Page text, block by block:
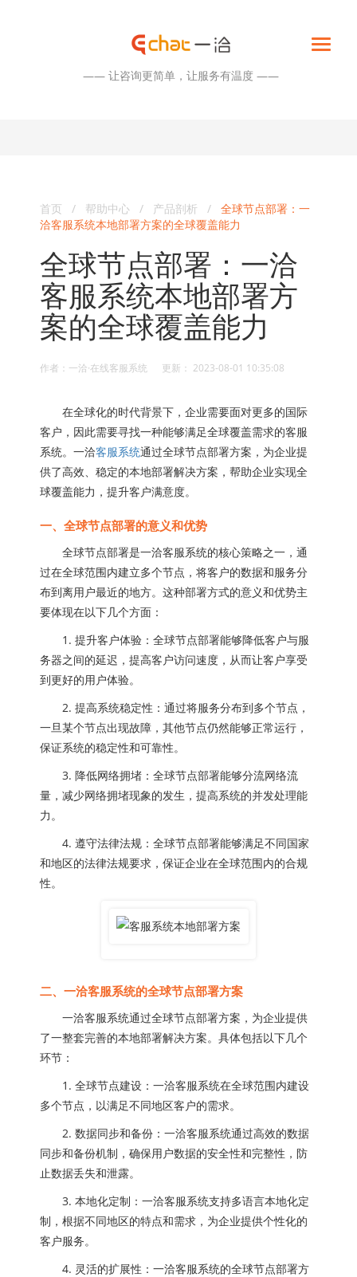
—— 让咨询更简单，让服务有温度 ——
首页 / 帮助中心 / 产品剖析 / 全球节点部署：一
洽客服系统本地部署方案的全球覆盖能力
全球节点部署：一洽
客服系统本地部署方
案的全球覆盖能力
作者：一洽·在线客服系统 更新： 2023-08-01 10:35:08
在全球化的时代背景下，企业需要面对更多的国际
客户，因此需要寻找一种能够满足全球覆盖需求的客服
系统。一洽客服系统通过全球节点部署方案，为企业提
供了高效、稳定的本地部署解决方案，帮助企业实现全
球覆盖能力，提升客户满意度。
一、全球节点部署的意义和优势
全球节点部署是一洽客服系统的核心策略之一，通
过在全球范围内建立多个节点，将客户的数据和服务分
布到离用户最近的地方。这种部署方式的意义和优势主
要体现在以下几个方面：
1. 提升客户体验：全球节点部署能够降低客户与服
务器之间的延迟，提高客户访问速度，从而让客户享受
到更好的用户体验。
2. 提高系统稳定性：通过将服务分布到多个节点，
一旦某个节点出现故障，其他节点仍然能够正常运行，
保证系统的稳定性和可靠性。
3. 降低网络拥堵：全球节点部署能够分流网络流
量，减少网络拥堵现象的发生，提高系统的并发处理能
力。
4. 遵守法律法规：全球节点部署能够满足不同国家
和地区的法律法规要求，保证企业在全球范围内的合规
性。
二、一洽客服系统的全球节点部署方案
一洽客服系统通过全球节点部署方案，为企业提供
了一整套完善的本地部署解决方案。具体包括以下几个
环节：
1. 全球节点建设：一洽客服系统在全球范围内建设
多个节点，以满足不同地区客户的需求。
2. 数据同步和备份：一洽客服系统通过高效的数据
同步和备份机制，确保用户数据的安全性和完整性，防
止数据丢失和泄露。
3. 本地化定制：一洽客服系统支持多语言本地化定
制，根据不同地区的特点和需求，为企业提供个性化的
客户服务。
4. 灵活的扩展性：一洽客服系统的全球节点部署方